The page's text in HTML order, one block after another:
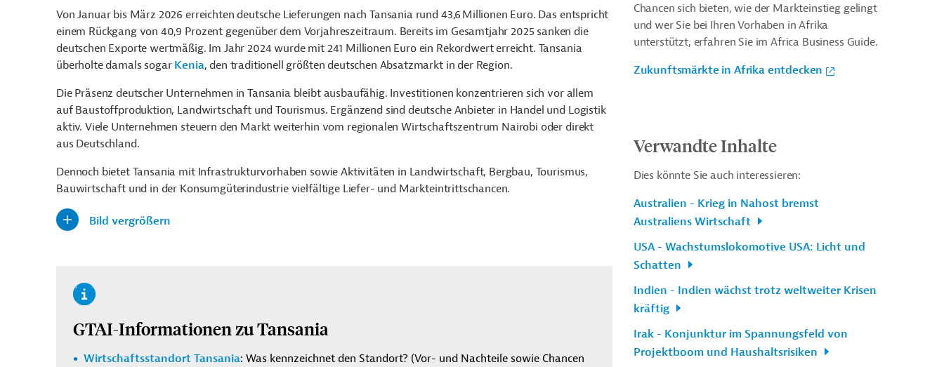
Von Januar bis März 2026 erreichten deutsche Lieferungen nach Tansania rund 43,6 Millionen Euro. Das entspricht
einem Rückgang von 40,9 Prozent gegenüber dem Vorjahreszeitraum. Bereits im Gesamtjahr 2025 sanken die
deutschen Exporte wertmäßig. Im Jahr 2024 wurde mit 241 Millionen Euro ein Rekordwert erreicht. Tansania
überholte damals sogar Kenia, den traditionell größten deutschen Absatzmarkt in der Region.
Die Präsenz deutscher Unternehmen in Tansania bleibt ausbaufähig. Investitionen konzentrieren sich vor allem
auf Baustoffproduktion, Landwirtschaft und Tourismus. Ergänzend sind deutsche Anbieter in Handel und Logistik
aktiv. Viele Unternehmen steuern den Markt weiterhin vom regionalen Wirtschaftszentrum Nairobi oder direkt
aus Deutschland.
Dennoch bietet Tansania mit Infrastrukturvorhaben sowie Aktivitäten in Landwirtschaft, Bergbau, Tourismus,
Bauwirtschaft und in der Konsumgüterindustrie vielfältige Liefer- und Markteintrittschancen.
Bild vergrößern
GTAI-Informationen zu Tansania
Wirtschaftsstandort Tansania: Was kennzeichnet den Standort? (Vor- und Nachteile sowie Chancen
Chancen sich bieten, wie der Markteinstieg gelingt
und wer Sie bei Ihren Vorhaben in Afrika
unterstützt, erfahren Sie im Africa Business Guide.
Zukunftsmärkte in Afrika entdecken
Verwandte Inhalte
Dies könnte Sie auch interessieren:
Australien - Krieg in Nahost bremst
Australiens Wirtschaft
USA - Wachstumslokomotive USA: Licht und
Schatten
Indien - Indien wächst trotz weltweiter Krisen
kräftig
Irak - Konjunktur im Spannungsfeld von
Projektboom und Haushaltsrisiken